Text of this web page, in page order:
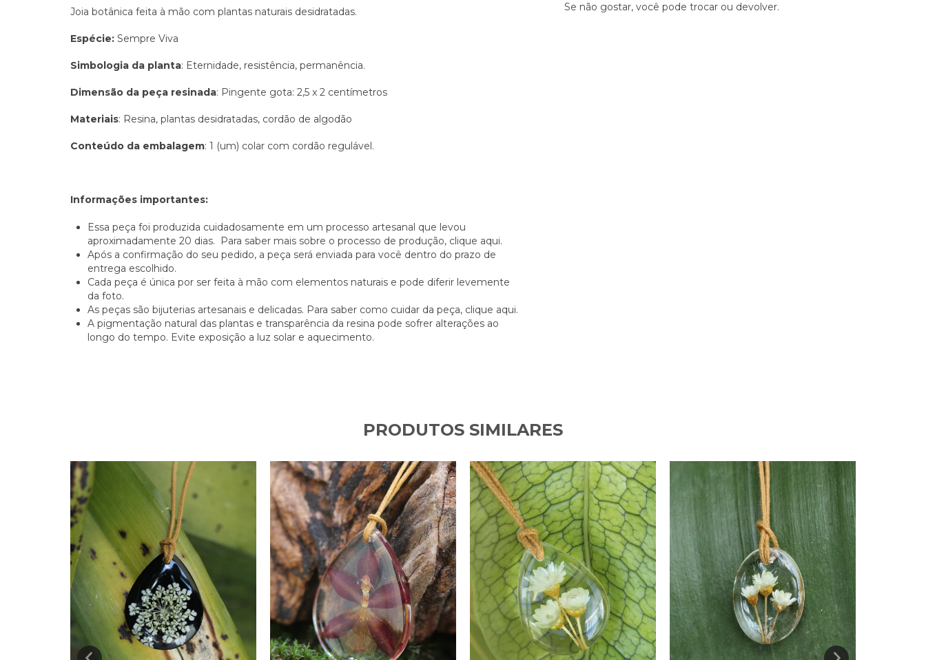
Joia botânica feita à mão com plantas naturais desidratadas.
Espécie: Sempre Viva
Simbologia da planta: Eternidade, resistência, permanência.
Dimensão da peça resinada: Pingente gota: 2,5 x 2 centímetros
Materiais: Resina, plantas desidratadas, cordão de algodão
Conteúdo da embalagem: 1 (um) colar com cordão regulável.
Informações importantes:
Essa peça foi produzida cuidadosamente em um processo artesanal que levou
aproximadamente 20 dias. Para saber mais sobre o processo de produção, clique aqui.
Após a confirmação do seu pedido, a peça será enviada para você dentro do prazo de
entrega escolhido.
Cada peça é única por ser feita à mão com elementos naturais e pode diferir levemente
da foto.
As peças são bijuterias artesanais e delicadas. Para saber como cuidar da peça, clique aqui.
A pigmentação natural das plantas e transparência da resina pode sofrer alterações ao
longo do tempo. Evite exposição a luz solar e aquecimento.
Se não gostar, você pode trocar ou devolver.
PRODUTOS SIMILARES